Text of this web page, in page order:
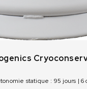
statique : 95 jours | 6